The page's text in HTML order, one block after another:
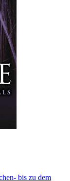
bis zu dem